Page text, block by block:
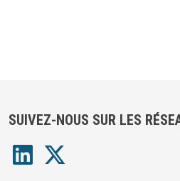
SUIVEZ-NOUS SUR LES